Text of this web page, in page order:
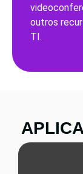
outros
TI.